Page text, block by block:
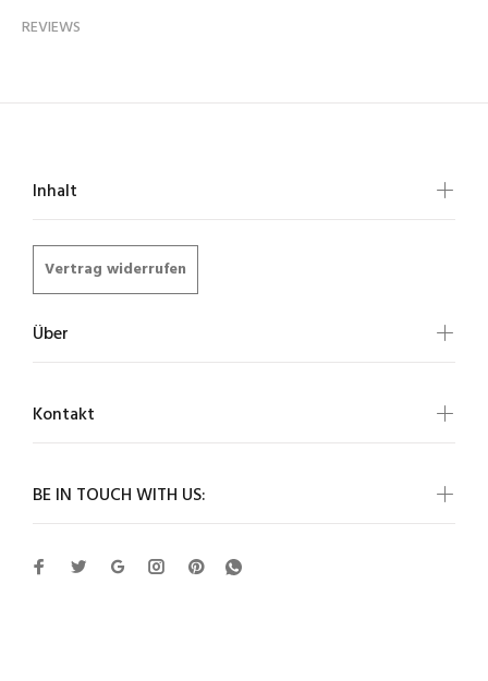
REVIEWS
BE IN TOUCH WITH US:
Inhalt
Vertrag widerrufen
Über
Kontakt